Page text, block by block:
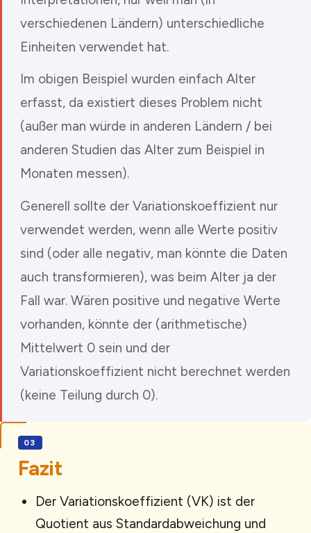
verschiedenen Ländern) unterschiedliche
Einheiten verwendet hat.
Im obigen Beispiel wurden einfach Alter
erfasst, da existiert dieses Problem nicht
(außer man würde in anderen Ländern / bei
anderen Studien das Alter zum Beispiel in
Monaten messen).
Generell sollte der Variationskoeffizient nur
verwendet werden, wenn alle Werte positiv
sind (oder alle negativ, man könnte die Daten
auch transformieren), was beim Alter ja der
Fall war. Wären positive und negative Werte
vorhanden, könnte der (arithmetische)
Mittelwert 0 sein und der
Variationskoeffizient nicht berechnet werden
(keine Teilung durch 0).
Fazit
Der Variationskoeffizient (VK) ist der
Quotient aus Standardabweichung und